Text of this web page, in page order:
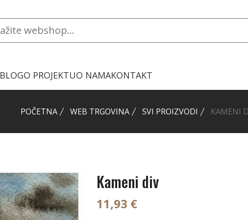
BLOGO PROJEKTUO NAMAKONTAKT
POČETNA WEB TRGOVINA SVI PROIZVODI KAMENI
Kameni div
11,93 €